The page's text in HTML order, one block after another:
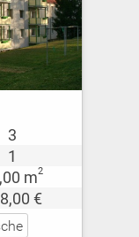
3
1
m2
€